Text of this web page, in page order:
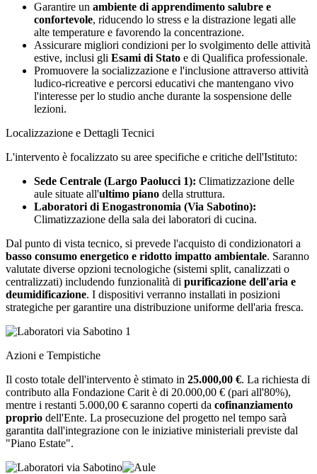
Garantire un ambiente di apprendimento salubre e
confortevole, riducendo lo stress e la distrazione legati alle
alte temperature e favorendo la concentrazione.
Assicurare migliori condizioni per lo svolgimento delle attività
estive, inclusi gli Esami di Stato e di Qualifica professionale.
Promuovere la socializzazione e l'inclusione attraverso attività
ludico-ricreative e percorsi educativi che mantengano vivo
l'interesse per lo studio anche durante la sospensione delle
lezioni.
Localizzazione e Dettagli Tecnici
L'intervento è focalizzato su aree specifiche e critiche dell'Istituto:
Sede Centrale (Largo Paolucci 1): Climatizzazione delle
aule situate all'ultimo piano della struttura.
Laboratori di Enogastronomia (Via Sabotino):
Climatizzazione della sala dei laboratori di cucina.
Dal punto di vista tecnico, si prevede l'acquisto di condizionatori a
basso consumo energetico e ridotto impatto ambientale. Saranno
valutate diverse opzioni tecnologiche (sistemi split, canalizzati o
centralizzati) includendo funzionalità di purificazione dell'aria e
deumidificazione. I dispositivi verranno installati in posizioni
strategiche per garantire una distribuzione uniforme dell'aria fresca.
Azioni e Tempistiche
Il costo totale dell'intervento è stimato in 25.000,00 €. La richiesta di
contributo alla Fondazione Carit è di 20.000,00 € (pari all'80%),
mentre i restanti 5.000,00 € saranno coperti da cofinanziamento
proprio dell'Ente. La prosecuzione del progetto nel tempo sarà
garantita dall'integrazione con le iniziative ministeriali previste dal
"Piano Estate".